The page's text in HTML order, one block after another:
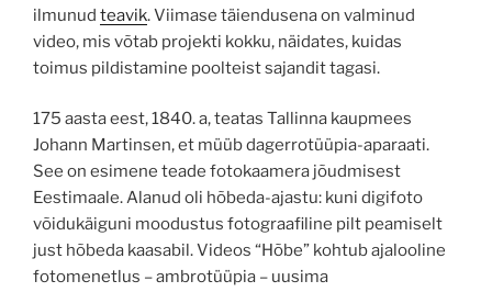
ilmunud teavik. Viimase täiendusena on valminud
video, mis võtab projekti kokku, näidates, kuidas
toimus pildistamine poolteist sajandit tagasi.
175 aasta eest, 1840. a, teatas Tallinna kaupmees
Johann Martinsen, et müüb dagerrotüüpia-aparaati.
See on esimene teade fotokaamera jõudmisest
Eestimaale. Alanud oli hõbeda-ajastu: kuni digifoto
võidukäiguni moodustus fotograafiline pilt peamiselt
just hõbeda kaasabil. Videos “Hõbe” kohtub ajalooline
fotomenetlus – ambrotüüpia – uusima